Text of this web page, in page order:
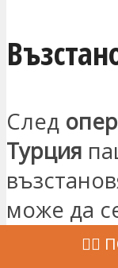
След
Турция
може да
‍👩‍⚕